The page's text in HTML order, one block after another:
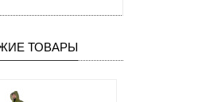
ТОВАРЫ